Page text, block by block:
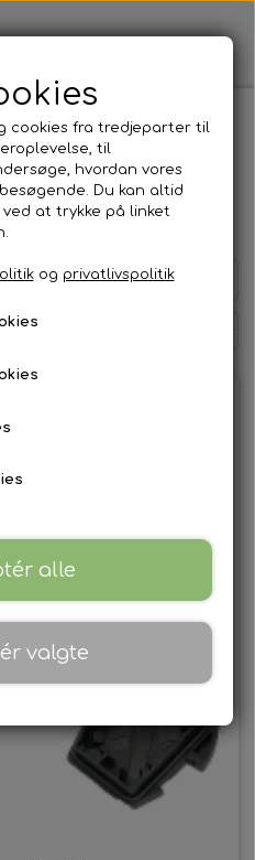
Nøglehus
1 / 2 Næste side
cookies fra tredjeparter til
til
hvordan vores
Du kan altid
at trykke på linket
og privatlivspolitik
alle
valgte